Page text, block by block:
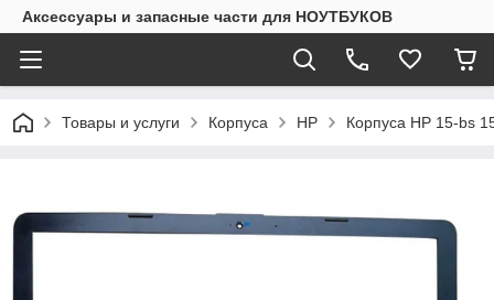
Аксессуары и запасные части для НОУТБУКОВ
Товары и услуги Корпуса HP Корпуса HP 15-bs